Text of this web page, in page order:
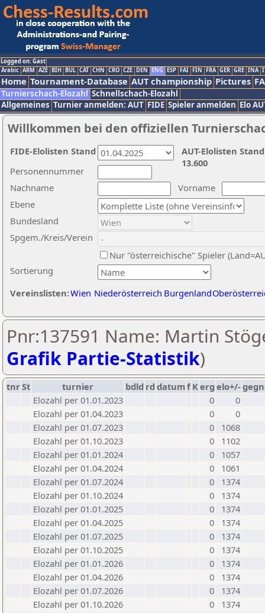
Logged on: Gast
Arabic ARM AZE BIH BUL CAT CHN CRO CZE DEN ENG ESP FAI FIN FRA GER GRE INA
Home Tournament-Database AUT championship Pictures
Turnierschach-Elozahl Schnellschach-Elozahl
Allgemeines Turnier anmelden: AUT FIDE Spieler anmelden Elo
Willkommen bei den offiziellen
Nachname
Vorname
Ebene
Sortierung
Personennummer
Bundesland
Spgem./Kreis/Verein
Nur "österreichische" Spieler
Vereinslisten:Wien Niederösterreich Burgenland
AUT-Elolisten
13.600
FIDE-Elolisten Stand
Pnr:137591 Name: Martin
Grafik Partie-Statistik)
tnrSt turnier bdld rd datumf Kerg elo+/-
Elozahl per 01.01.2023
0
0
Elozahl per 01.04.2023
0
0
Elozahl per 01.07.2023
0
1068
Elozahl per 01.10.2023
0
1102
Elozahl per 01.01.2024
0
1057
Elozahl per 01.04.2024
0
1061
Elozahl per 01.07.2024
0
1374
Elozahl per 01.10.2024
0
1374
Elozahl per 01.01.2025
0
1374
Elozahl per 01.04.2025
0
1374
Elozahl per 01.07.2025
0
1374
Elozahl per 01.10.2025
0
1374
Elozahl per 01.01.2026
0
1374
Elozahl per 01.04.2026
0
1374
Elozahl per 01.07.2026
0
1374
Elozahl per 01.10.2026
0 1374